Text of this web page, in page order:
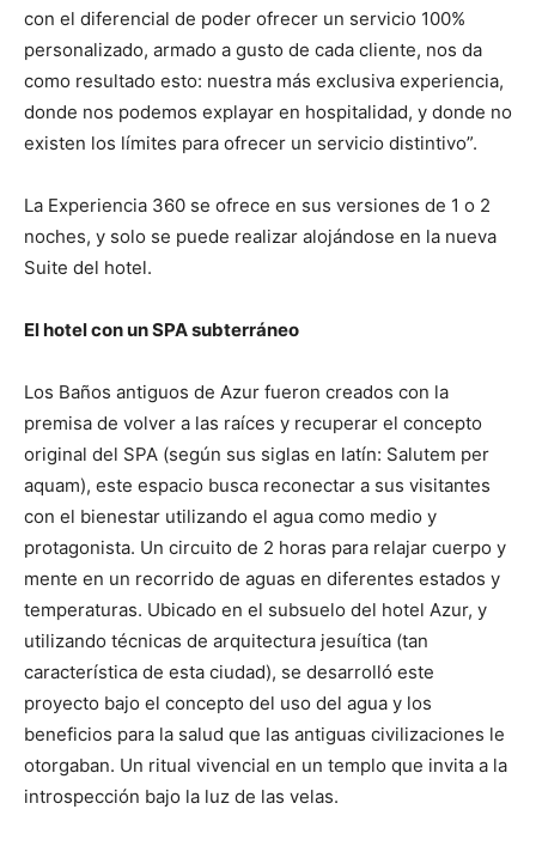
con el diferencial de poder ofrecer un servicio 100%
personalizado, armado a gusto de cada cliente, nos da
como resultado esto: nuestra más exclusiva experiencia,
donde nos podemos explayar en hospitalidad, y donde no
existen los límites para ofrecer un servicio distintivo”.
La Experiencia 360 se ofrece en sus versiones de 1 o 2
noches, y solo se puede realizar alojándose en la nueva
Suite del hotel.
El hotel con un SPA subterráneo
Los Baños antiguos de Azur fueron creados con la
premisa de volver a las raíces y recuperar el concepto
original del SPA (según sus siglas en latín: Salutem per
aquam), este espacio busca reconectar a sus visitantes
con el bienestar utilizando el agua como medio y
protagonista. Un circuito de 2 horas para relajar cuerpo y
mente en un recorrido de aguas en diferentes estados y
temperaturas. Ubicado en el subsuelo del hotel Azur, y
utilizando técnicas de arquitectura jesuítica (tan
característica de esta ciudad), se desarrolló este
proyecto bajo el concepto del uso del agua y los
beneficios para la salud que las antiguas civilizaciones le
otorgaban. Un ritual vivencial en un templo que invita a la
introspección bajo la luz de las velas.